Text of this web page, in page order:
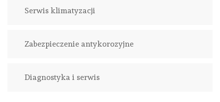
Serwis klimatyzacji
Zabezpieczenie antykorozyjne
Diagnostyka i serwis